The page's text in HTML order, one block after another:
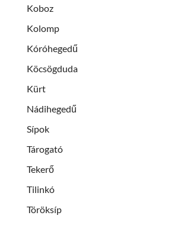
Koboz
Kolomp
Kóróhegedű
Köcsögduda
Kürt
Nádihegedű
Sípok
Tárogató
Tekerő
Tilinkó
Töröksíp